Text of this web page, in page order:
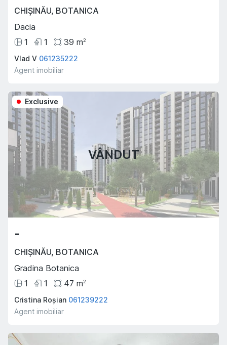
CHIȘINĂU, BOTANICA
Dacia
1
1 39 m2
Vlad V 061235222
Agent imobiliar
VÂNDUT
Exclusive
-
CHIȘINĂU, BOTANICA
Gradina Botanica
1
1 47 m2
Cristina Roșian 061239222
Agent imobiliar